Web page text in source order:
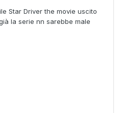
Star Driver the movie uscito
la serie nn sarebbe male